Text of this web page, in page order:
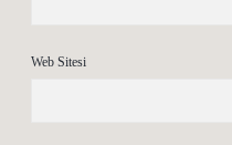
Web Sitesi